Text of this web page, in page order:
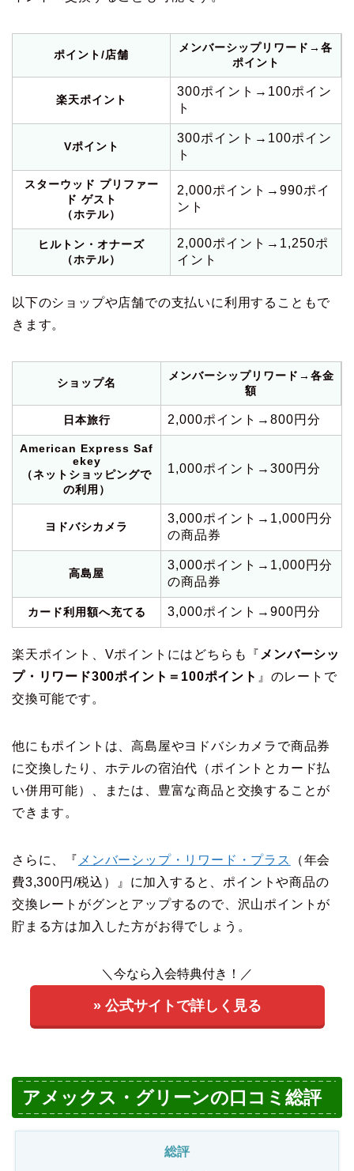
ポイント/店舗
メンバーシップリワード→各
ポイント
楽天ポイント
300ポイント→100ポイン
ト
Vポイント
300ポイント→100ポイン
ト
スターウッド プリファー
ド ゲスト
（ホテル）
2,000ポイント→990ポイ
ント
ヒルトン・オナーズ
（ホテル）
2,000ポイント→1,250ポ
イント
以下のショップや店舗での支払いに利用することもで
きます。
ショップ名
メンバーシップリワード→各金
額
日本旅行 2,000ポイント→800円分
American Express Saf
ekey
（ネットショッピングで
の利用）
1,000ポイント→300円分
ヨドバシカメラ
3,000ポイント→1,000円分
の商品券
高島屋
3,000ポイント→1,000円分
の商品券
カード利用額へ充てる 3,000ポイント→900円分
楽天ポイント、Vポイントにはどちらも『 メンバーシッ
プ・リワード300ポイント＝100ポイント 』のレートで
交換可能です。
他にもポイントは、高島屋やヨドバシカメラで商品券
に交換したり、ホテルの宿泊代（ポイントとカード払
い併用可能）、または、豊富な商品と交換することが
できます。
さらに、『 メンバーシップ・リワード・プラス
（年会
費3,300円/税込）』に加入すると、ポイントや商品の
交換レートがグンとアップするので、沢山ポイントが
貯まる方は加入した方がお得でしょう。
＼今なら入会特典付き！／
» 公式サイトで詳しく見る
アメックス・グリーンの口コミ総評
総評